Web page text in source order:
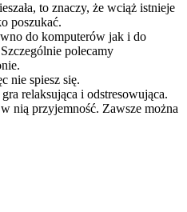
to znaczy, że wciąż istnieje
poszukać.
do komputerów jak i do
polecamy
nie spiesz się.
relaksująca i odstresowująca.
nią przyjemność. Zawsze można